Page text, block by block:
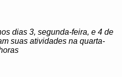
dias 3, segunda-feira, e 4 de
suas atividades na quarta-